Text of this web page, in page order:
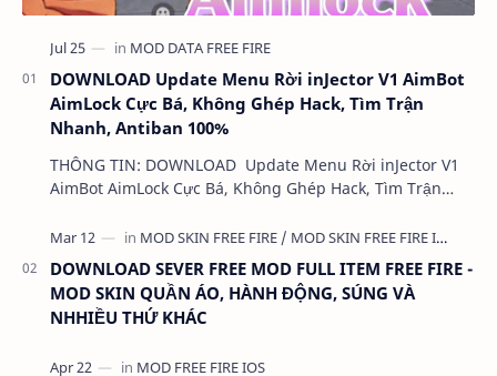
DOWNLOAD Update Menu Rời inJector V1 AimBot
AimLock Cực Bá, Không Ghép Hack, Tìm Trận
Nhanh, Antiban 100%
THÔNG TIN: DOWNLOAD Update Menu Rời inJector V1
AimBot AimLock Cực Bá, Không Ghép Hack, Tìm Trận
DOWNLOAD SEVER FREE MOD FULL ITEM FREE FIRE -
MOD SKIN QUẦN ÁO, HÀNH ĐỘNG, SÚNG VÀ
NHHIỀU THỨ KHÁC